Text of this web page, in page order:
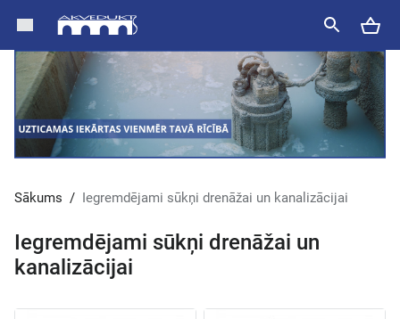
Sākums / Iegremdējami sūkņi drenāžai un kanalizācijai
Iegremdējami sūkņi drenāžai un
kanalizācijai